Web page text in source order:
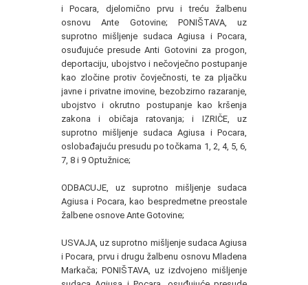
i Pocara, djelomično prvu i treću žalbenu
osnovu Ante Gotovine; PONIŠTAVA, uz
suprotno mišljenje sudaca Agiusa i Pocara,
osuđujuće presude Anti Gotovini za progon,
deportaciju, ubojstvo i nečovječno postupanje
kao zločine protiv čovječnosti, te za pljačku
javne i privatne imovine, bezobzirno razaranje,
ubojstvo i okrutno postupanje kao kršenja
zakona i običaja ratovanja; i IZRIČE, uz
suprotno mišljenje sudaca Agiusa i Pocara,
oslobađajuću presudu po točkama 1, 2, 4, 5, 6,
7, 8 i 9 Optužnice;
ODBACUJE, uz suprotno mišljenje sudaca
Agiusa i Pocara, kao bespredmetne preostale
žalbene osnove Ante Gotovine;
USVAJA, uz suprotno mišljenje sudaca Agiusa
i Pocara, prvu i drugu žalbenu osnovu Mladena
Markača; PONIŠTAVA, uz izdvojeno mišljenje